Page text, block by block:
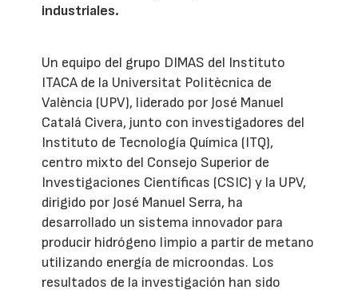
industriales.
Un equipo del grupo DIMAS del Instituto
ITACA de la Universitat Politècnica de
València (UPV), liderado por José Manuel
Catalá Civera, junto con investigadores del
Instituto de Tecnología Química (ITQ),
centro mixto del Consejo Superior de
Investigaciones Científicas (CSIC) y la UPV,
dirigido por José Manuel Serra, ha
desarrollado un sistema innovador para
producir hidrógeno limpio a partir de metano
utilizando energía de microondas. Los
resultados de la investigación han sido